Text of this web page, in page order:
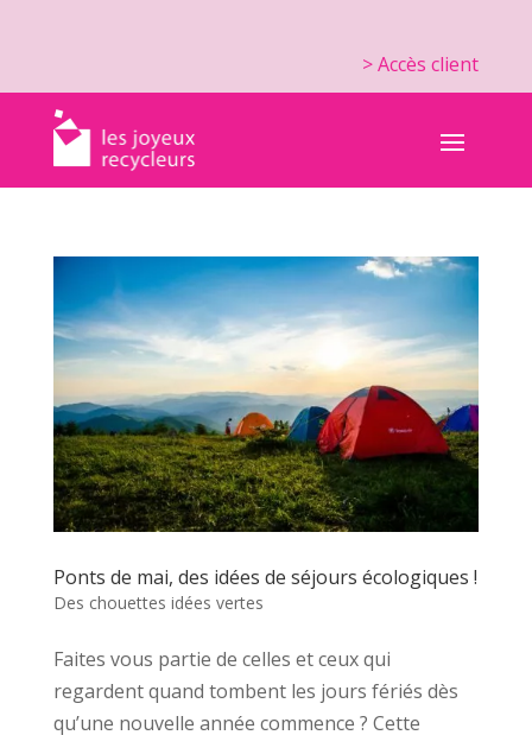
> Accès client
Ponts de mai, des idées de séjours écologiques !
Des chouettes idées vertes
Faites vous partie de celles et ceux qui
regardent quand tombent les jours fériés dès
qu’une nouvelle année commence ? Cette